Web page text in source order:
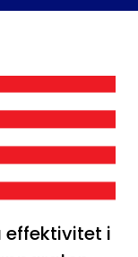
effektivitet i